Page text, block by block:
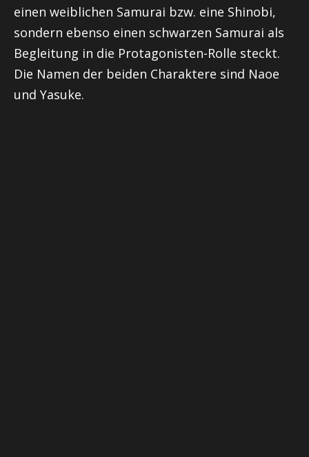
einen weiblichen Samurai bzw. eine Shinobi,
sondern ebenso einen schwarzen Samurai als
Begleitung in die Protagonisten-Rolle steckt.
Die Namen der beiden Charaktere sind Naoe
und Yasuke.